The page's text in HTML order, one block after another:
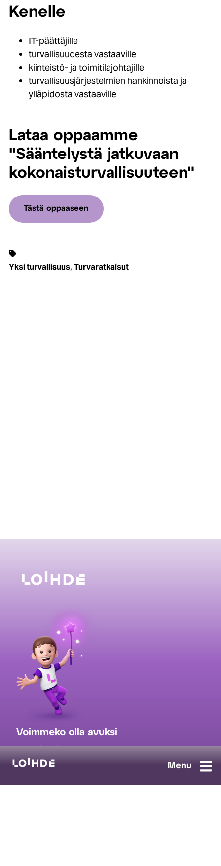
Kenelle
IT-päättäjille
turvallisuudesta vastaaville
kiinteistö- ja toimitilajohtajille
turvallisuusjärjestelmien hankinnoista ja
ylläpidosta vastaaville
Lataa oppaamme
"Sääntelystä jatkuvaan
kokonaisturvallisuuteen"
Tästä oppaaseen
Yksi turvallisuus, Turvaratkaisut
Voimmeko olla avuksi
myynti@loihde.com